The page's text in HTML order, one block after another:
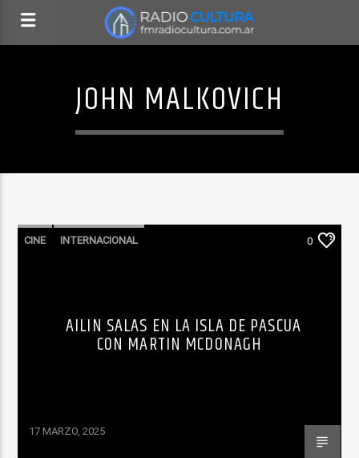
JOHN MALKOVICH
CINE INTERNACIONAL 0
AILIN SALAS EN LA ISLA DE PASCUA
CON MARTIN MCDONAGH
17 MARZO, 2025